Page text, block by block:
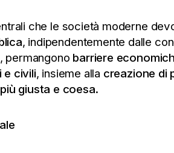
che le società moderne
, indipendentemente dalle
permangono barriere
e civili, insieme alla creazione di
giusta e coesa.